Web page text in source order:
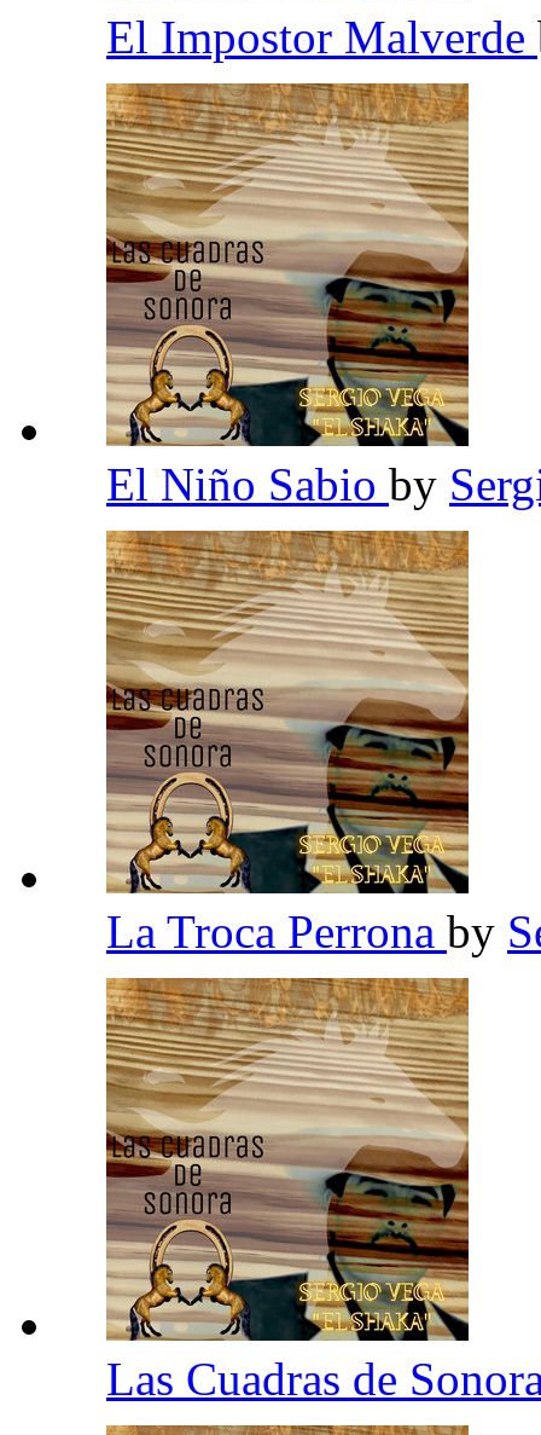
El Impostor Malverde
El Niño Sabio by
La Troca Perrona by
Las Cuadras de